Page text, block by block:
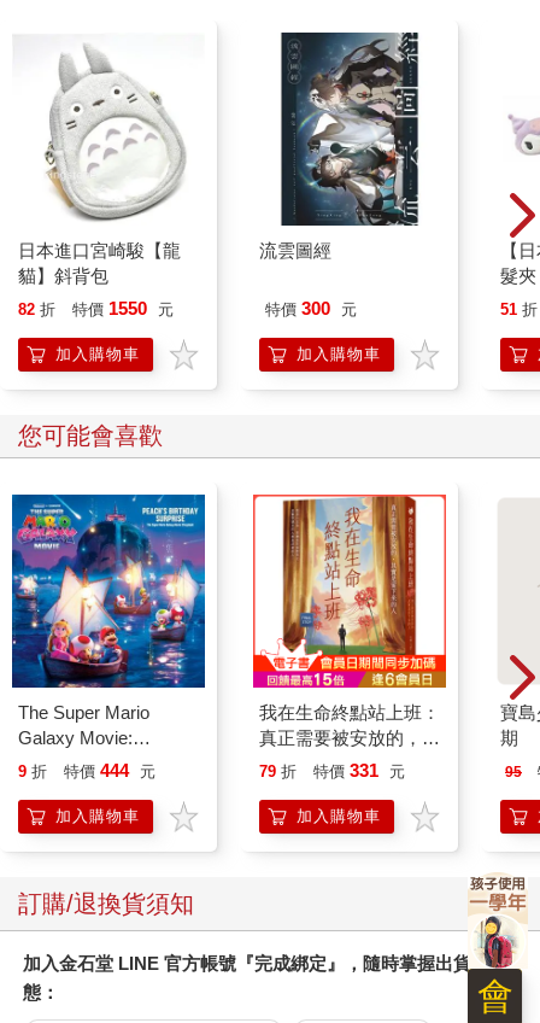
日本進口宮崎駿【龍
貓】斜背包
82 折 特價 1550 元
加入購物車
流雲圖經
特價 300 元
加入購物車
【
髮
夾
51 折
您可能會喜歡
The Super Mario
Galaxy Movie:
Peach`s Birthday
Mario Galaxy Movie
Storybook
9 折 特價 444 元
加入購物車
我在生命終點站上班：
真正需要被安放的，其
實是留下來的人
79 折 特價 331 元
加入購物車
寶島
期
95
訂購/退換貨須知
加入金石堂 LINE 官方帳號『完成綁定』，隨時掌握出貨動
態：
會